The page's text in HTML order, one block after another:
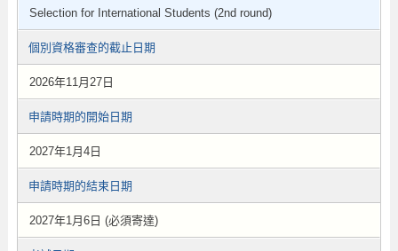
Selection for International Students (2nd round)
個別資格審查的截止日期
2026年11月27日
申請時期的開始日期
2027年1月4日
申請時期的結束日期
2027年1月6日 (必須寄達)